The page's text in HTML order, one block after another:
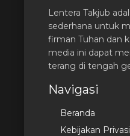
Lentera Takjub
sederhana untuk
firman Tuhan dan
media ini dapat
terang di tengah
Navigasi
Beranda
Kebijakan Privasi